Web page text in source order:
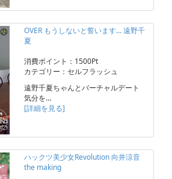
OVER もうしないと誓います… 遠野千
夏
消費ポイント：1500Pt
カテゴリー：セルフラッシュ
遠野千夏ちゃんとバーチャルデート
気分を…
[詳細を見る]
ハックツ美少女Revolution 向井涼音
the making